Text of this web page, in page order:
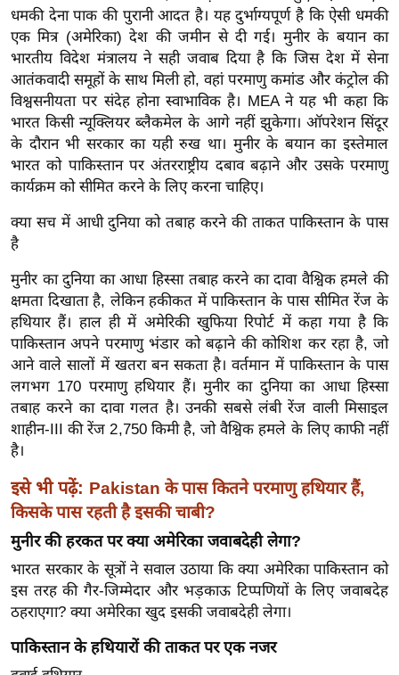
ल्म
स
मी
क्षा
B
r
e
a
k
g
N
e
w
s
ला
इ
फ
स्टा
इ
ल
टे
क्नॉ
लॉ
जी
ब्यू
टी
धमकी देना पाक की पुरानी आदत है। यह दुर्भाग्यपूर्ण है कि ऐसी धमकी
एक मित्र (अमेरिका) देश की जमीन से दी गई। मुनीर के बयान का
भारतीय विदेश मंत्रालय ने सही जवाब दिया है कि जिस देश में सेना
आतंकवादी समूहों के साथ मिली हो, वहां परमाणु कमांड और कंट्रोल की
विश्वसनीयता पर संदेह होना स्वाभाविक है। MEA ने यह भी कहा कि
भारत किसी न्यूक्लियर ब्लैकमेल के आगे नहीं झुकेगा। ऑपरेशन सिंदूर
के दौरान भी सरकार का यही रुख था। मुनीर के बयान का इस्तेमाल
भारत को पाकिस्तान पर अंतरराष्ट्रीय दबाव बढ़ाने और उसके परमाणु
कार्यक्रम को सीमित करने के लिए करना चाहिए।
क्या सच में आधी दुनिया को तबाह करने की ताकत पाकिस्तान के पास
है
मुनीर का दुनिया का आधा हिस्सा तबाह करने का दावा वैश्विक हमले की
क्षमता दिखाता है, लेकिन हकीकत में पाकिस्तान के पास सीमित रेंज के
हथियार हैं। हाल ही में अमेरिकी खुफिया रिपोर्ट में कहा गया है कि
पाकिस्तान अपने परमाणु भंडार को बढ़ाने की कोशिश कर रहा है, जो
आने वाले सालों में खतरा बन सकता है। वर्तमान में पाकिस्तान के पास
लगभग 170 परमाणु हथियार हैं। मुनीर का दुनिया का आधा हिस्सा
तबाह करने का दावा गलत है। उनकी सबसे लंबी रेंज वाली मिसाइल
शाहीन-III की रेंज 2,750 किमी है, जो वैश्विक हमले के लिए काफी नहीं
है।
इसे भी पढ़ें: Pakistan के पास कितने परमाणु हथियार हैं,
किसके पास रहती है इसकी चाबी?
मुनीर की हरकत पर क्या अमेरिका जवाबदेही लेगा?
भारत सरकार के सूत्रों ने सवाल उठाया कि क्या अमेरिका पाकिस्तान को
इस तरह की गैर-जिम्मेदार और भड़काऊ टिप्पणियों के लिए जवाबदेह
ठहराएगा? क्या अमेरिका खुद इसकी जवाबदेही लेगा।
पाकिस्तान के हथियारों की ताकत पर एक नजर